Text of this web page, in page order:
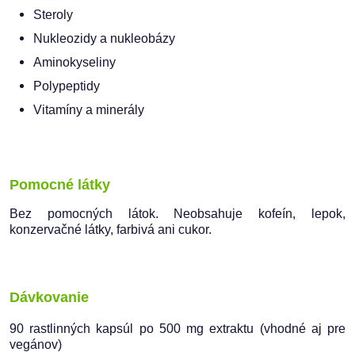
Steroly
Nukleozidy a nukleobázy
Aminokyseliny
Polypeptidy
Vitamíny a minerály
Pomocné látky
Bez pomocných látok. Neobsahuje kofeín, lepok,
konzervačné látky, farbivá ani cukor.
Dávkovanie
90 rastlinných kapsúl po 500 mg extraktu (vhodné aj pre
vegánov)